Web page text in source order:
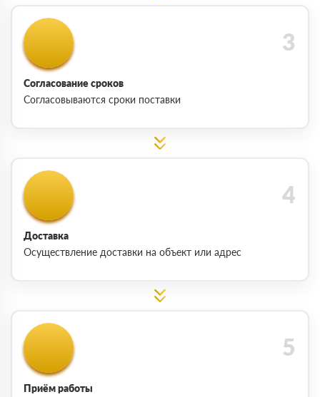
Согласование сроков
Согласовываются сроки поставки
Доставка
Осуществление доставки на объект или адрес
Приём работы